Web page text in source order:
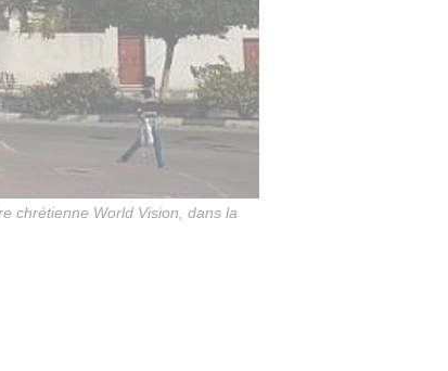
chrétienne World Vision, dans la